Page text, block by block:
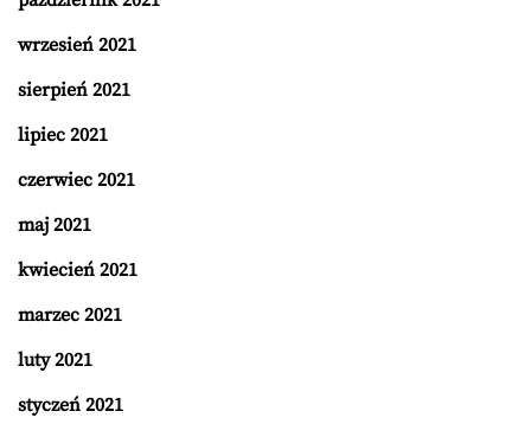
wrzesień 2021
sierpień 2021
lipiec 2021
czerwiec 2021
maj 2021
kwiecień 2021
marzec 2021
luty 2021
styczeń 2021